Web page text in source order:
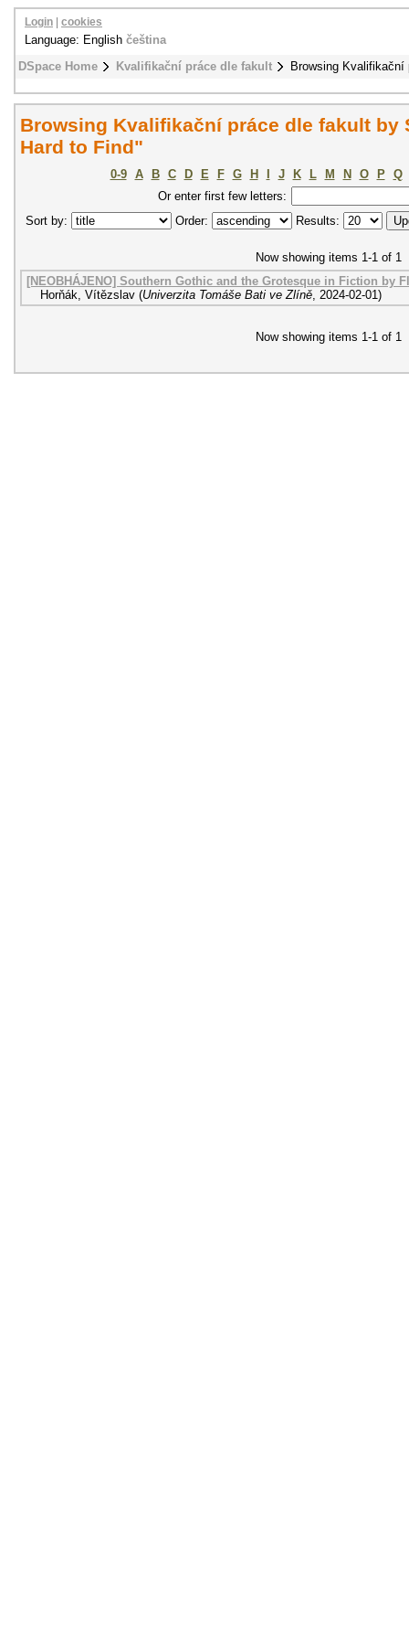
DSpace Home Kvalifikační práce dle fakult Browsing
Login cookies
Language: English čeština
Browsing Kvalifikační práce dle fakult by
Hard to Find"
0-9 A B C D E F G H J K L M N O P
Q
Or enter first few letters:
Sort by:
Order: Results:
Now showing items 1-1 of 1
[NEOBHÁJENO] Southern Gothic and the Grotesque in Fiction by
Horňák, Vítězslav (Univerzita Tomáše Bati ve Zlíně, 2024-02-01)
Now showing items 1-1 of 1